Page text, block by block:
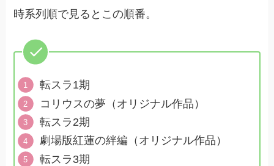
時系列順で見るとこの順番。
転スラ1期
コリウスの夢（オリジナル作品）
転スラ2期
劇場版紅蓮の絆編（オリジナル作品）
転スラ3期